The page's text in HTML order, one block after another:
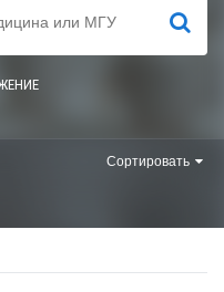
НАЙТИ
Сортировать